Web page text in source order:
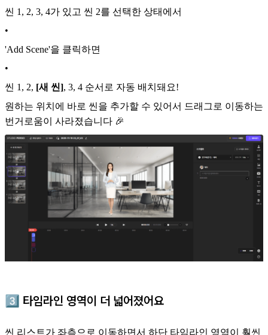
씬 1, 2, 3, 4가 있고 씬 2를 선택한 상태에서
•
'Add Scene'을 클릭하면
•
씬 1, 2, [새 씬], 3, 4 순서로 자동 배치돼요!
원하는 위치에 바로 씬을 추가할 수 있어서 드래그로 이동하는
번거로움이 사라졌습니다 🎉
3️⃣ 타임라인 영역이 더 넓어졌어요
씬 리스트가 좌측으로 이동하면서 하단 타임라인 영역이 훨씬